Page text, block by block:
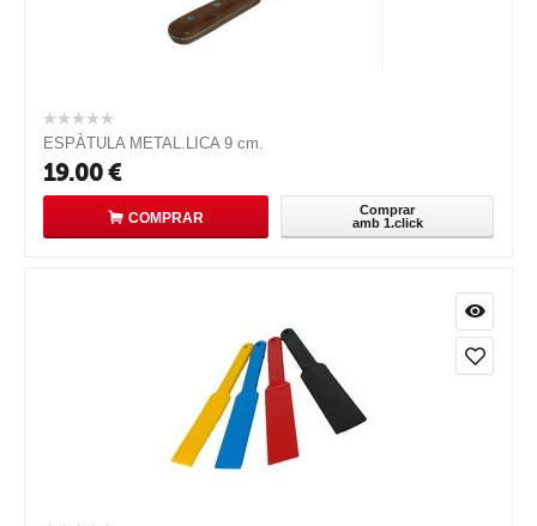
ESPÀTULA METAL.LICA 9 cm.
19.00€
COMPRAR
Comprar
amb 1.click